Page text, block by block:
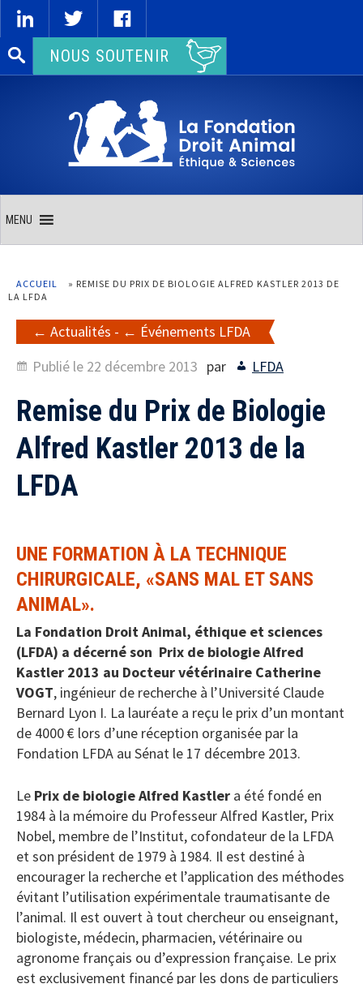
Rechercher :NOUS SOUTENIR
MENU
ACCUEIL » REMISE DU PRIX DE BIOLOGIE ALFRED KASTLER 2013 DE
LA LFDA
Actualités -
Événements LFDA
Publié le 22 décembre 2013 par LFDA
Remise du Prix de Biologie
Alfred Kastler 2013 de la
LFDA
UNE FORMATION À LA TECHNIQUE
CHIRURGICALE, «SANS MAL ET SANS
ANIMAL».
La Fondation Droit Animal, éthique et sciences
(LFDA) a décerné son Prix de biologie Alfred
Kastler 2013 au Docteur vétérinaire Catherine
VOGT, ingénieur de recherche à l’Université Claude
Bernard Lyon I. La lauréate a reçu le prix d’un montant
de 4000 € lors d’une réception organisée par la
Fondation LFDA au Sénat le 17 décembre 2013.
Le Prix de biologie Alfred Kastler a été fondé en
1984 à la mémoire du Professeur Alfred Kastler, Prix
Nobel, membre de l’Institut, cofondateur de la LFDA
et son président de 1979 à 1984. Il est destiné à
encourager la recherche et l’application des méthodes
évitant l’utilisation expérimentale traumatisante de
l’animal. Il est ouvert à tout chercheur ou enseignant,
biologiste, médecin, pharmacien, vétérinaire ou
agronome français ou d’expression française. Le prix
est exclusivement financé par les dons de particuliers